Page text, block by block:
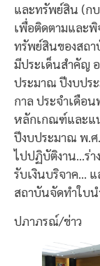
และทรัพย์สิน (ก
เพื่อติดตามและพิ
ทรัพย์สินของสถา
มีประเด็นสำคัญ
ประมาณ ปีงบปร
กาล ประจำเดือ
หลักเกณฑ์และแน
ปีงบประมาณ พ.ศ
ไปปฏิบัติงาน…ร่า
รับเงินบริจาค…
สถาบันจัดทำใบ
ปภาภรณ์/ข่าว